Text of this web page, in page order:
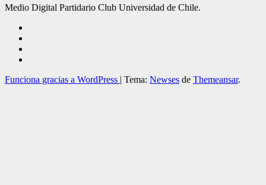
Medio Digital Partidario Club Universidad de Chile.
Funciona gracias a WordPress | Tema: Newses de Themeansar.